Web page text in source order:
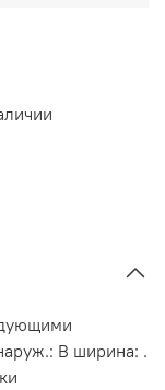
В ширина: .